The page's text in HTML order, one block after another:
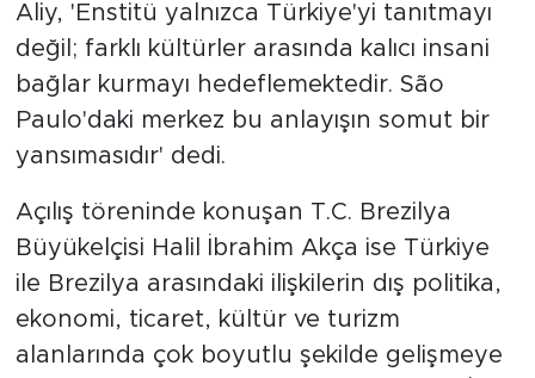
Aliy, 'Enstitü yalnızca Türkiye'yi tanıtmayı
değil; farklı kültürler arasında kalıcı insani
bağlar kurmayı hedeflemektedir. São
Paulo'daki merkez bu anlayışın somut bir
yansımasıdır' dedi.
Açılış töreninde konuşan T.C. Brezilya
Büyükelçisi Halil İbrahim Akça ise Türkiye
ile Brezilya arasındaki ilişkilerin dış politika,
ekonomi, ticaret, kültür ve turizm
alanlarında çok boyutlu şekilde gelişmeye